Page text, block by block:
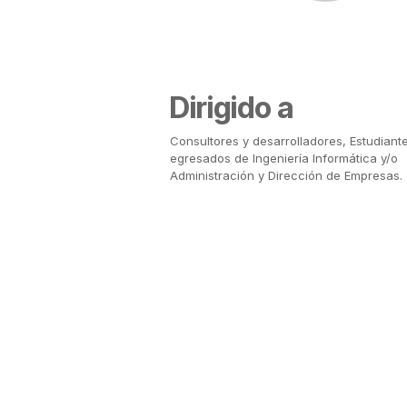
Dirigido a
Consultores y desarrolladores,
egresados de Ingeniería Informática y/o
Administración y Dirección de Empresas.